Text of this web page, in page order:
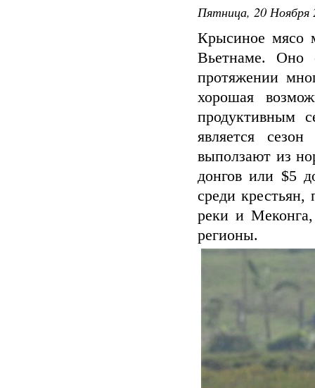
Пятница, 20 Ноября
Крысиное мясо
Вьетнаме. Оно
протяжении
хорошая
продуктивным
является
выползают из
донгов или $5
среди
реки и
регионы.